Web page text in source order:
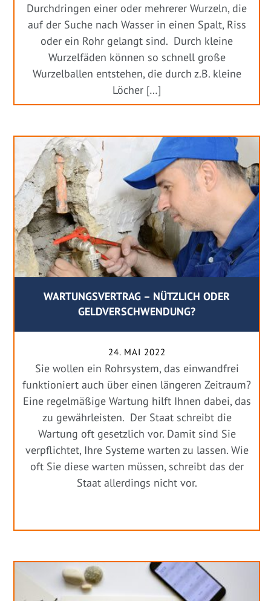
Durchdringen einer oder mehrerer Wurzeln, die
auf der Suche nach Wasser in einen Spalt, Riss
oder ein Rohr gelangt sind. Durch kleine
Wurzelfäden können so schnell große
Wurzelballen entstehen, die durch z.B. kleine
Löcher […]
WARTUNGSVERTRAG – NÜTZLICH ODER
GELDVERSCHWENDUNG?
24. MAI 2022
Sie wollen ein Rohrsystem, das einwandfrei
funktioniert auch über einen längeren Zeitraum?
Eine regelmäßige Wartung hilft Ihnen dabei, das
zu gewährleisten. Der Staat schreibt die
Wartung oft gesetzlich vor. Damit sind Sie
verpflichtet, Ihre Systeme warten zu lassen. Wie
oft Sie diese warten müssen, schreibt das der
Staat allerdings nicht vor.